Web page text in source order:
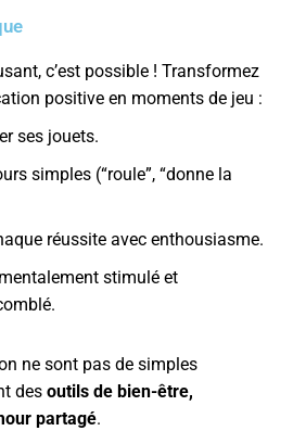
c’est possible ! Transformez
positive en moments de jeu :
ses jouets.
simples (“roule”, “donne la
réussite avec enthousiasme.
stimulé et
ne sont pas de simples
des outils de bien-être,
partagé.